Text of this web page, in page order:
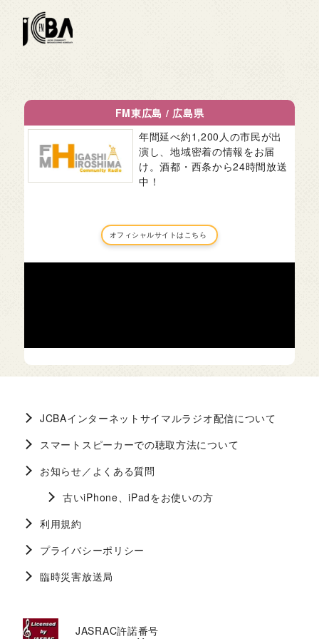
FM東広島 / 広島県
年間延べ約1,200人の市民が出
演し、地域密着の情報をお届
け。酒都・西条から24時間放送
中！
オフィシャルサイトはこちら
JCBAインターネットサイマルラジオ配信について
スマートスピーカーでの聴取方法について
お知らせ／よくある質問
古いiPhone、iPadをお使いの方
利用規約
プライバシーポリシー
臨時災害放送局
JASRAC許諾番号